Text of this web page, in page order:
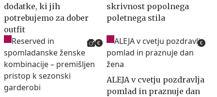
dodatke, ki jih
potrebujemo za dober
outfit
skrivnost popolnega
poletnega stila
ALEJA v cvetju pozdravlja
pomlad in praznuje dan